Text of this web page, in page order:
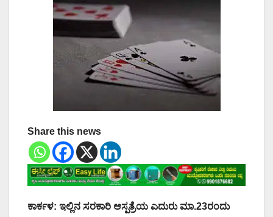
Share this news
ಕಾರ್ಕಳ: ಇಲ್ಲಿನ ಸರಕಾರಿ ಆಸ್ಪತ್ರೆಯ ಎದುರು ಮಾ.23ರಂದು